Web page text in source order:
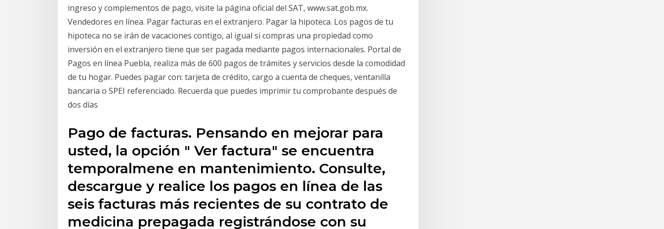
ingreso y complementos de pago, visite la página oficial del SAT, www.sat.gob.mx.
Vendedores en línea. Pagar facturas en el extranjero. Pagar la hipoteca. Los pagos de tu
hipoteca no se irán de vacaciones contigo, al igual si compras una propiedad como
inversión en el extranjero tiene que ser pagada mediante pagos internacionales. Portal de
Pagos en línea Puebla, realiza más de 600 pagos de trámites y servicios desde la comodidad
de tu hogar. Puedes pagar con: tarjeta de crédito, cargo a cuenta de cheques, ventanilla
bancaria o SPEI referenciado. Recuerda que puedes imprimir tu comprobante después de
dos días
Pago de facturas. Pensando en mejorar para
usted, la opción " Ver factura" se encuentra
temporalmene en mantenimiento. Consulte,
descargue y realice los pagos en línea de las
seis facturas más recientes de su contrato de
medicina prepagada registrándose con su